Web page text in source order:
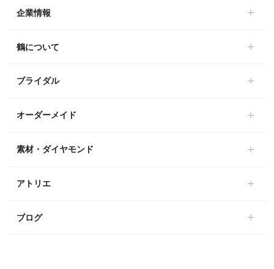
企業情報
鶴について
ブライダル
オーダーメイド
素材・ダイヤモンド
アトリエ
ブログ